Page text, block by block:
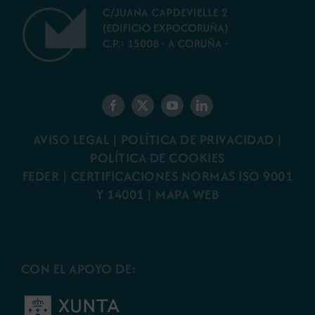
AVISO LEGAL | POLÍTICA DE PRIVACIDAD |
POLÍTICA DE COOKIES
FEDER | CERTIFICACIONES NORMAS ISO 9001
Y 14001 | MAPA WEB
CON EL APOYO DE: